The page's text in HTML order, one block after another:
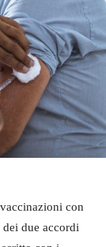
con
due accordi